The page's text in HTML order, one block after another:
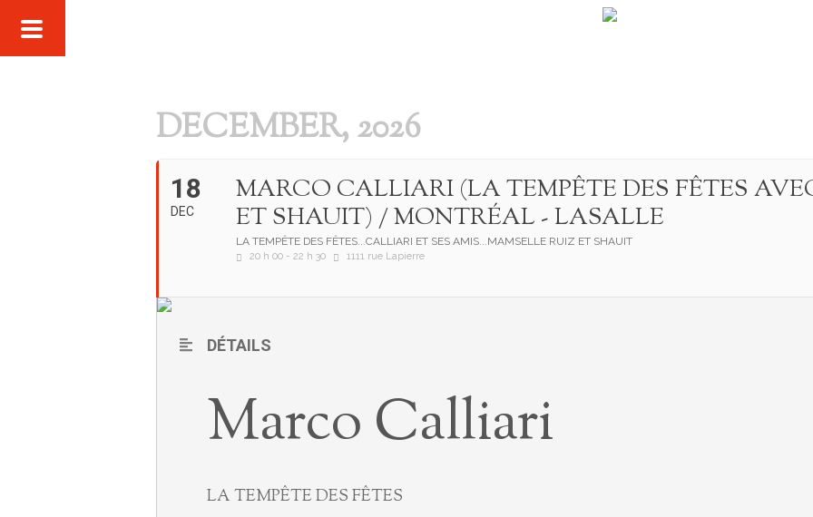
DECEMBER, 2026
18
DEC
MARCO CALLIARI (LA TEMPÊTE DES FÊTES
ET SHAUIT) / MONTRÉAL - LASALLE
LA TEMPÊTE DES FÊTES...CALLIARI ET SES AMIS...MAMSELLE RUIZ ET SHAUIT
20 h 00 - 22 h 30 1111 rue Lapierre
DÉTAILS
Marco Calliari
LA TEMPÊTE DES FÊTES